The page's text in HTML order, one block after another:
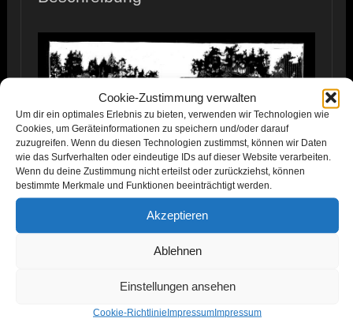
Cookie-Zustimmung verwalten
Um dir ein optimales Erlebnis zu bieten, verwenden wir Technologien wie
Cookies, um Geräteinformationen zu speichern und/oder darauf
zuzugreifen. Wenn du diesen Technologien zustimmst, können wir Daten
wie das Surfverhalten oder eindeutige IDs auf dieser Website verarbeiten.
Wenn du deine Zustimmung nicht erteilst oder zurückziehst, können
bestimmte Merkmale und Funktionen beeinträchtigt werden.
Akzeptieren
Ablehnen
Einstellungen ansehen
Cookie-RichtlinieImpressumImpressum